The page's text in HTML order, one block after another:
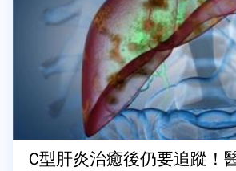
C型肝炎治癒後仍要追蹤！